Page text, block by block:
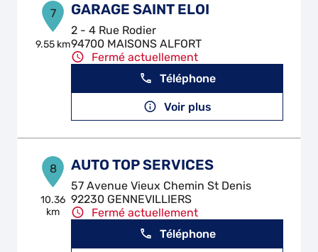
7
9.55 km
GARAGE SAINT ELOI
2 - 4 Rue Rodier
94700 MAISONS ALFORT
Fermé actuellement
Téléphone
Voir plus
8
10.36
km
AUTO TOP SERVICES
57 Avenue Vieux Chemin St Denis
92230 GENNEVILLIERS
Fermé actuellement
Téléphone